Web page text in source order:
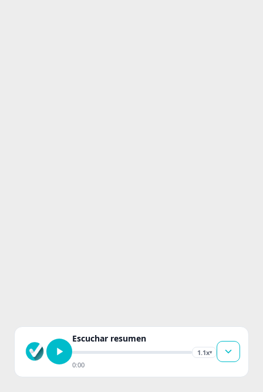
Escuchar resumen
1.1x▾
0:00